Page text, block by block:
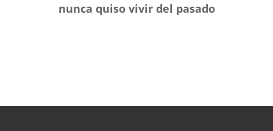
nunca quiso vivir del pasado